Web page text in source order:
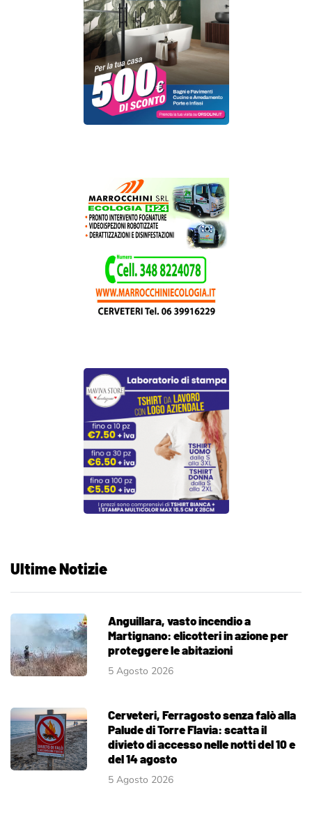
Ultime Notizie
Anguillara, vasto incendio a
Martignano: elicotteri in azione per
proteggere le abitazioni
5 Agosto 2026
Cerveteri, Ferragosto senza falò alla
Palude di Torre Flavia: scatta il
divieto di accesso nelle notti del 10 e
del 14 agosto
5 Agosto 2026